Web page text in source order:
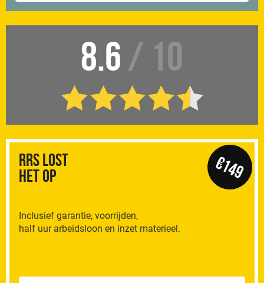
8.6 / 10
RRS Lost
het op
Inclusief garantie, voorrijden,
half uur arbeidsloon en inzet materieel.
€149